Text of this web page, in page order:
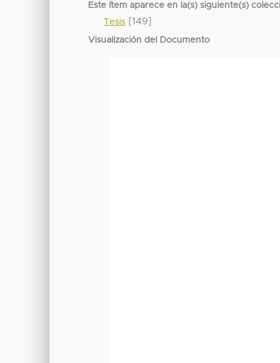
Este ítem aparece en la(s) siguiente(s)
Tesis [149]
Visualización del Documento